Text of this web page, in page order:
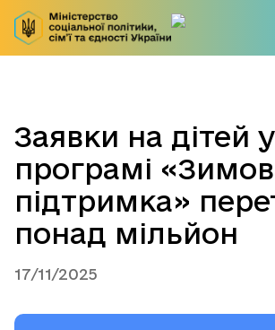
Заявки на дітей у
програмі
підтримка»
понад мільйон
17/11/2025